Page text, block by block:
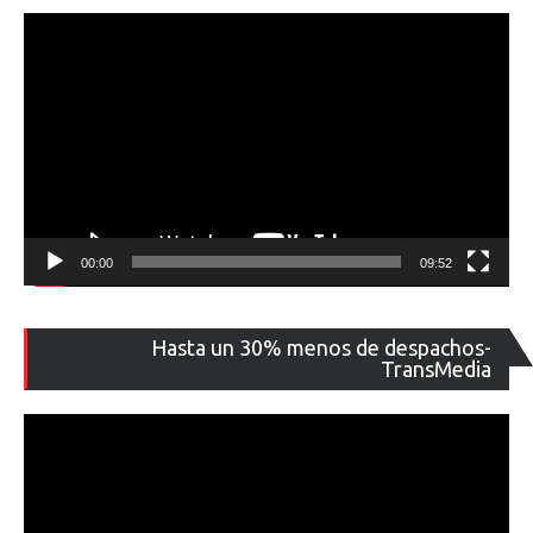
00:00 09:52
Hasta un 30% menos de despachos-
TransMedia
de